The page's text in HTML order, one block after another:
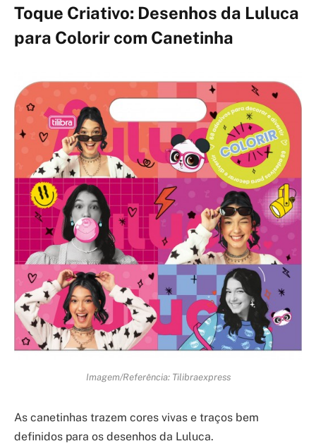
Toque Criativo: Desenhos da Luluca
para Colorir com Canetinha
Imagem/Referência: Tilibraexpress
As canetinhas trazem cores vivas e traços bem
definidos para os desenhos da Luluca.